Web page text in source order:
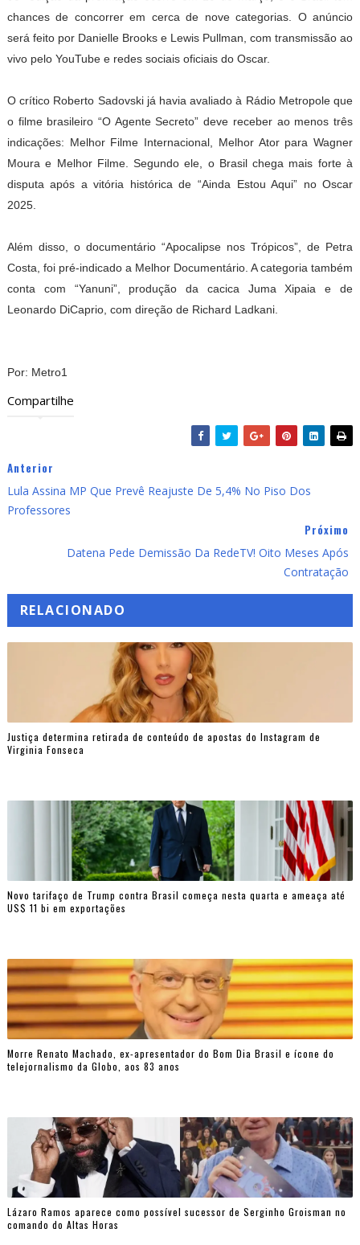
chances de concorrer em cerca de nove categorias. O anúncio
será feito por Danielle Brooks e Lewis Pullman, com transmissão ao
vivo pelo YouTube e redes sociais oficiais do Oscar.
O crítico Roberto Sadovski já havia avaliado à Rádio Metropole que
o filme brasileiro “O Agente Secreto” deve receber ao menos três
indicações: Melhor Filme Internacional, Melhor Ator para Wagner
Moura e Melhor Filme. Segundo ele, o Brasil chega mais forte à
disputa após a vitória histórica de “Ainda Estou Aqui” no Oscar
2025.
Além disso, o documentário “Apocalipse nos Trópicos”, de Petra
Costa, foi pré-indicado a Melhor Documentário. A categoria também
conta com “Yanuni”, produção da cacica Juma Xipaia e de
Leonardo DiCaprio, com direção de Richard Ladkani.
Por: Metro1
Compartilhe
Anterior
Lula Assina MP Que Prevê Reajuste De 5,4% No Piso Dos
Professores
Próximo
Datena Pede Demissão Da RedeTV! Oito Meses Após
Contratação
RELACIONADO
Justiça determina retirada de conteúdo de apostas do Instagram de
Virginia Fonseca
Novo tarifaço de Trump contra Brasil começa nesta quarta e ameaça até
US$ 11 bi em exportações
Morre Renato Machado, ex-apresentador do Bom Dia Brasil e ícone do
telejornalismo da Globo, aos 83 anos
Lázaro Ramos aparece como possível sucessor de Serginho Groisman no
comando do Altas Horas